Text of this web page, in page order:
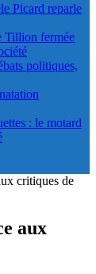
Picard reparle
Tillion fermée
politiques,
: le motard
critiques de
aux